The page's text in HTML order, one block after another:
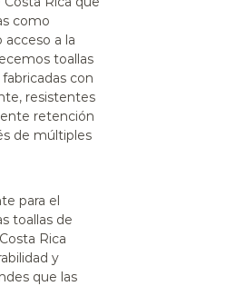
como
acceso a la
toallas
con
resistentes
retención
de múltiples
para el
toallas de
Rica
y
que las